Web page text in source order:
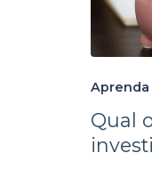
Qual